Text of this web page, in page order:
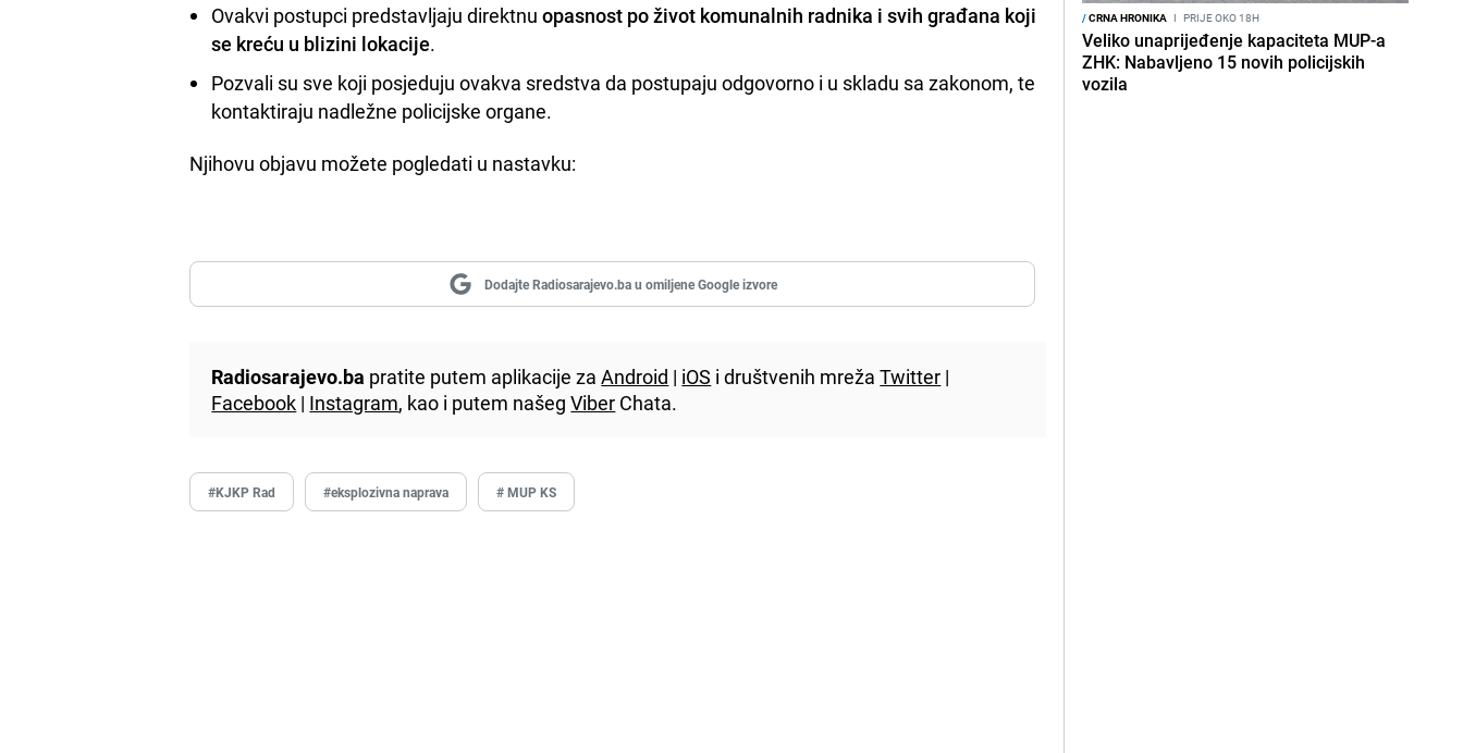
Ovakvi postupci predstavljaju direktnuopasnost po život komunalnih radnika i svih građana koji
se kreću u blizini lokacije.
Pozvali su sve koji posjeduju ovakva sredstva da postupaju odgovorno i u skladu sa zakonom, te
kontaktiraju nadležne policijske organe.
Njihovu objavu možete pogledati u nastavku:
Dodajte Radiosarajevo.ba u omiljene Google izvore
Radiosarajevo.ba pratite putem aplikacije zaAndroid | iOS i društvenih mrežaTwitter |
Facebook | Instagram, kao i putem našegViber Chata.
#KJKP Rad #eksplozivna naprava # MUP KS
/CRNA HRONIKA I PRIJE OKO 18H
Veliko unaprijeđenje kapaciteta MUP-a
ZHK: Nabavljeno 15 novih policijskih
vozila